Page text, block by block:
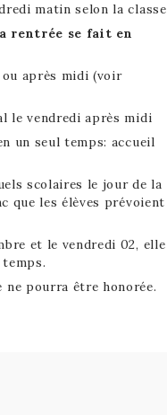
matin selon la classe
rentrée se fait en
après midi (voir
le vendredi après midi
un seul temps: accueil
scolaires le jour de la
que les élèves prévoient
et le vendredi 02, elle
ne pourra être honorée.